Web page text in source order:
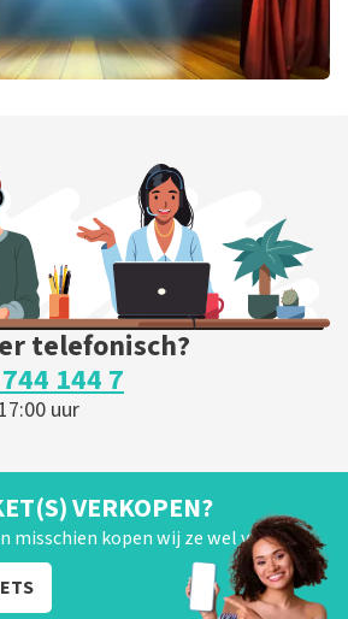
telefonisch?
144 7
uur
VERKOPEN?
misschien kopen wij ze wel van je!